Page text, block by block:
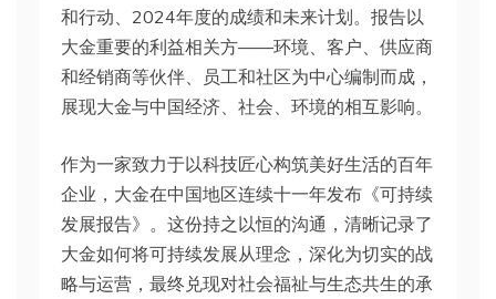
和行动、2024年度的成绩和未来计划。报告以
大金重要的利益相关方——环境、客户、供应商
和经销商等伙伴、员工和社区为中心编制而成，
展现大金与中国经济、社会、环境的相互影响。
作为一家致力于以科技匠心构筑美好生活的百年
企业，大金在中国地区连续十一年发布《可持续
发展报告》。这份持之以恒的沟通，清晰记录了
大金如何将可持续发展从理念，深化为切实的战
略与运营，最终兑现对社会福祉与生态共生的承